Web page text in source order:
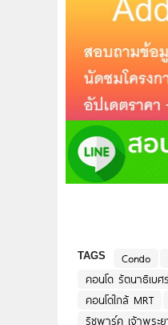
TAGS Condo
คอนโด รัตนาธิเบศ
คอนโดใกล้ MRT
ริชพาร์ค เจ้าพระย